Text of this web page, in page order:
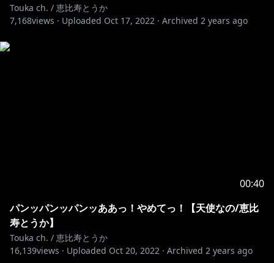
Touka ch. / 恵比寿とうか
7,168views · Uploaded Oct 17, 2022 · Archived 2 years ago
00:40
パンッパンッパンッああっ！やめてっ！【天使なの/恵比
寿とうか】
Touka ch. / 恵比寿とうか
16,139views · Uploaded Oct 20, 2022 · Archived 2 years ago